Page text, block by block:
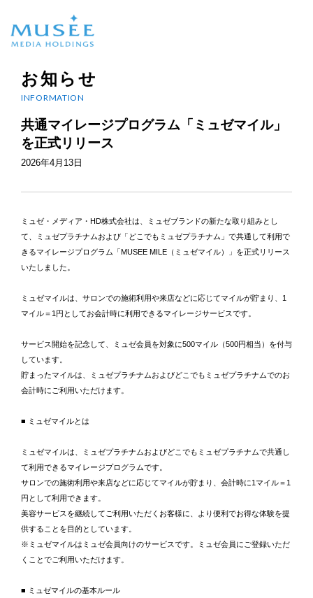
お知らせ
INFORMATION
共通マイレージプログラム「ミュゼマイル」
を正式リリース
2026年4月13日
ミュゼ・メディア・HD株式会社は、ミュゼブランドの新たな取り組みとし
て、ミュゼプラチナムおよび「どこでもミュゼプラチナム」で共通して利用で
きるマイレージプログラム「MUSEE MILE（ミュゼマイル）」を正式リリース
いたしました。
ミュゼマイルは、サロンでの施術利用や来店などに応じてマイルが貯まり、1
マイル＝1円としてお会計時に利用できるマイレージサービスです。
サービス開始を記念して、ミュゼ会員を対象に500マイル（500円相当）を付与
しています。
貯まったマイルは、ミュゼプラチナムおよびどこでもミュゼプラチナムでのお
会計時にご利用いただけます。
■ ミュゼマイルとは
ミュゼマイルは、ミュゼプラチナムおよびどこでもミュゼプラチナムで共通し
て利用できるマイレージプログラムです。
サロンでの施術利用や来店などに応じてマイルが貯まり、会計時に1マイル＝1
円として利用できます。
美容サービスを継続してご利用いただくお客様に、より便利でお得な体験を提
供することを目的としています。
※ミュゼマイルはミュゼ会員向けのサービスです。ミュゼ会員にご登録いただ
くことでご利用いただけます。
■ ミュゼマイルの基本ルール